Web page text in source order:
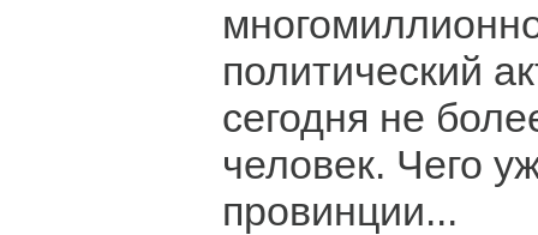
политический
сегодня не
человек. Чего
провинции...